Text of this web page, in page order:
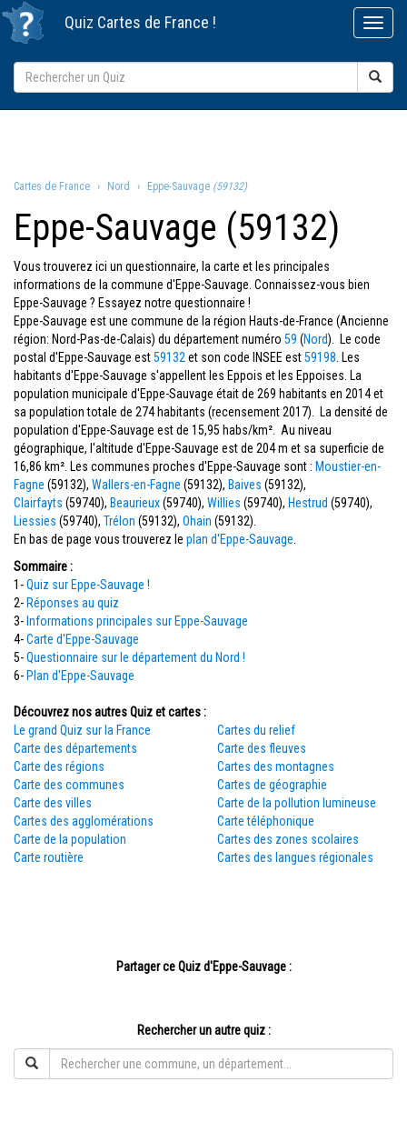
Quiz Cartes de France !
Cartes de France Nord Eppe-Sauvage (59132)
Eppe-Sauvage (59132)
Vous trouverez ici un questionnaire, la carte et les principales
informations de la commune d'Eppe-Sauvage. Connaissez-vous bien
Eppe-Sauvage ? Essayez notre questionnaire !
Eppe-Sauvage est une commune de la région Hauts-de-France (Ancienne
région: Nord-Pas-de-Calais) du département numéro 59 (Nord). Le code
postal d'Eppe-Sauvage est59132 et son code INSEE est59198 . Les
habitants d'Eppe-Sauvage s'appellent les Eppois et les Eppoises. La
population municipale d'Eppe-Sauvage était de 269 habitants en 2014 et
sa population totale de 274 habitants (recensement 2017). La densité de
population d'Eppe-Sauvage est de 15,95 habs/km². Au niveau
géographique, l'altitude d'Eppe-Sauvage est de 204 m et sa superficie de
16,86 km². Les communes proches d'Eppe-Sauvage sont : Moustier-en-
Fagne (59132), Wallers-en-Fagne (59132), Baives (59132),
Clairfayts (59740), Beaurieux(59740), Willies (59740), Hestrud (59740),
Liessies (59740), Trélon (59132), Ohain (59132).
En bas de page vous trouverez le plan d'Eppe-Sauvage
Sommaire :
1-Quiz sur Eppe-Sauvage !
2- Réponses au quiz
3- Informations principales sur Eppe-Sauvage
4-Carte d'Eppe-Sauvage
5-Questionnaire sur le département du Nord !
6- Plan d'Eppe-Sauvage
Découvrez nos autres Quiz et cartes :
Le grand Quiz sur la France
Carte des départements
Carte des régions
Carte des communes
Carte des villes
Cartes des agglomérations
Carte de la population
Carte routière
Cartes du relief
Carte des fleuves
Cartes des montagnes
Cartes de géographie
Carte de la pollution lumineuse
Carte téléphonique
Cartes des zones scolaires
Cartes des langues régionales
Partager ce Quiz d'Eppe-Sauvage :
Rechercher un autre quiz :